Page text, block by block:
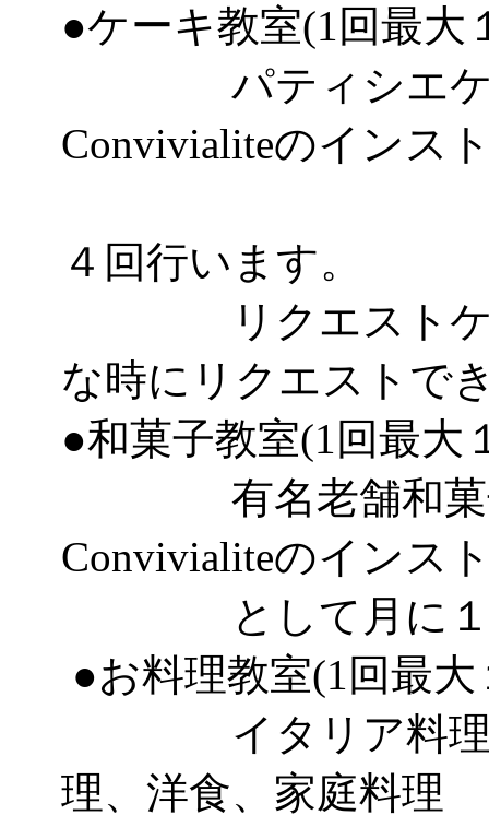
●ケーキ教室(1回最大
パティシエケー
Convivialiteのインス
４回行います。
リクエストケー
な時にリクエストで
●和菓子教室(1回最大
有名老舗和菓子
Convivialiteのインス
として月に１～
●お料理教室(1回最大
イタリア料理、
理、洋食、家庭料理